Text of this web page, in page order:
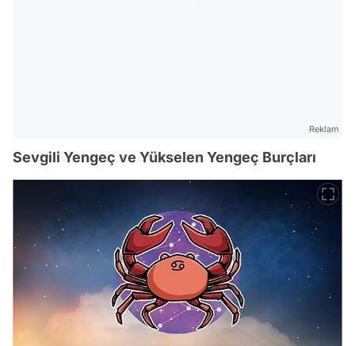
Reklam
Sevgili Yengeç ve Yükselen Yengeç Burçları